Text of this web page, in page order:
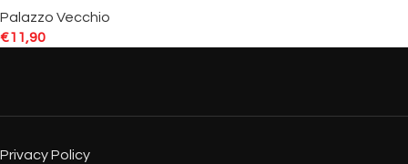
Palazzo Vecchio
€11,90
Privacy Policy